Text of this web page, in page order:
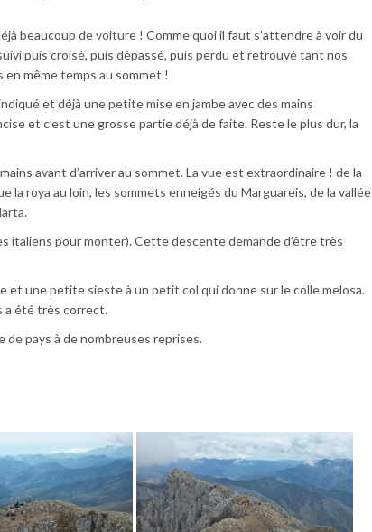
beaucoup de voiture ! Comme quoi il faut s’attendre à voir du
puis croisé, puis dépassé, puis perdu et retrouvé tant nos
même temps au sommet !
et déjà une petite mise en jambe avec des mains
et c’est une grosse partie déjà de faite. Reste le plus dur, la
avant d’arriver au sommet. La vue est extraordinaire ! de la
la roya au loin, les sommets enneigés du Marguareis, de la vallée
italiens pour monter). Cette descente demande d’être très
une petite sieste à un petit col qui donne sur le colle melosa.
a été très correct.
de pays à de nombreuses reprises.